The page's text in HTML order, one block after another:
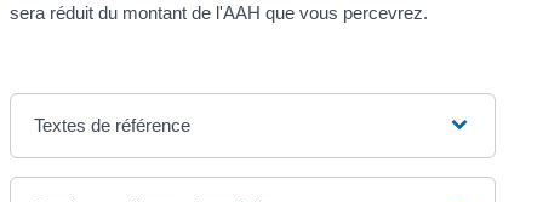
sera réduit du montant de l'AAH que vous percevrez.
Textes de référence